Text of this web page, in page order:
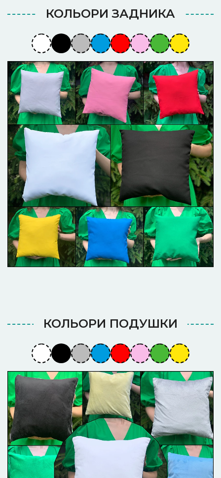
КОЛЬОРИ ЗАДНИКА
КОЛЬОРИ ПОДУШКИ